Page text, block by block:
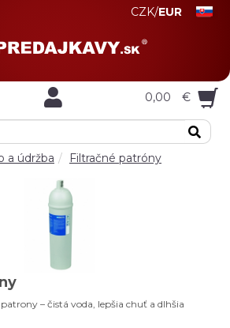
CZK/EUR
0,00 €
a údržba Filtračné patróny
– čistá voda, lepšia chuť a dlhšia